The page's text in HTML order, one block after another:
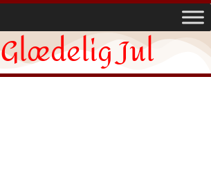
Glædelig Jul